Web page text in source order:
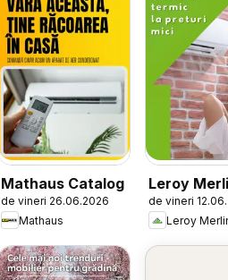
Mathaus Catalog
de vineri 26.06.2026
Mathaus
Leroy
Catalog
de vineri
Leroy